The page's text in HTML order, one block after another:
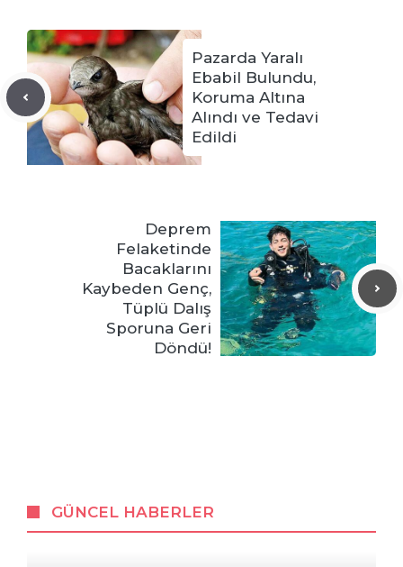
Pazarda Yaralı
Ebabil Bulundu,
Koruma Altına
Alındı ve Tedavi
Edildi
Deprem
Felaketinde
Bacaklarını
Kaybeden Genç,
Tüplü Dalış
Sporuna Geri
Döndü!
GÜNCEL HABERLER